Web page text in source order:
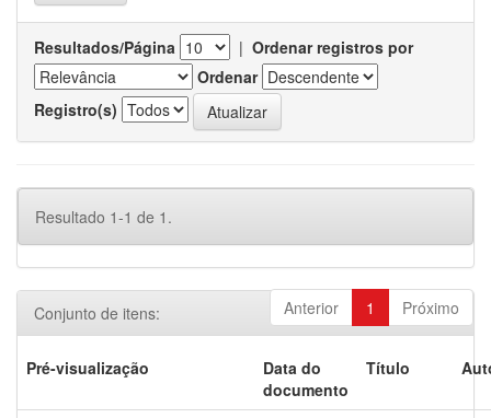
Resultados/Página | Ordenar registros por
Ordenar
Registro(s)
Resultado 1-1 de 1.
Anterior 1 Próximo
Conjunto de itens:
Pré-visualização
Data do
documento
Título